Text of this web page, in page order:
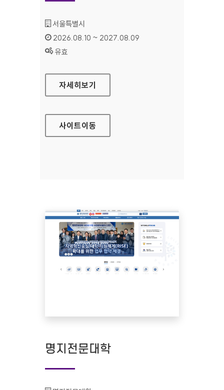
기관명 :
서울특별시
인증기간 :
2026.08.10 ~ 2027.08.09
상태 :
유효
서울특별시 주차정보안내시스템
자세히보기
사이트이동
명지전문대학